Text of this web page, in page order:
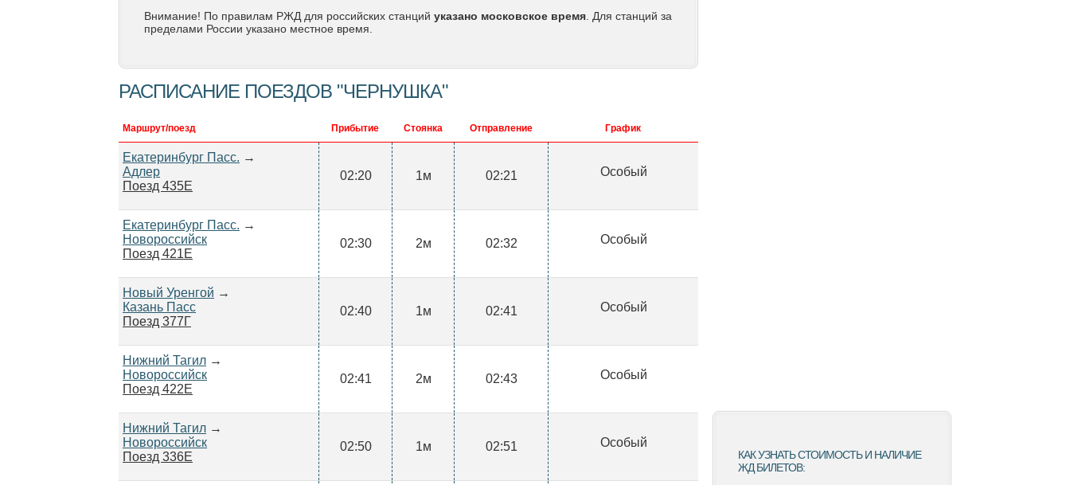
Внимание! По правилам РЖД для российских станций указано московское время . Для станций за
пределами России указано местное время.
РАСПИСАНИЕ ПОЕЗДОВ "ЧЕРНУШКА"
Маршрут/поезд Прибытие Стоянка Отправление График
Екатеринбург Пасс. →
Адлер
Поезд 435Е
02:20 1м 02:21 Особый
Екатеринбург Пасс. →
Новороссийск
Поезд 421Е
02:30 2м 02:32 Особый
Новый Уренгой →
Казань Пасс
Поезд 377Г
02:40 1м 02:41 Особый
Нижний Тагил →
Новороссийск
Поезд 422Е
02:41 2м 02:43 Особый
Нижний Тагил →
Новороссийск
Поезд 336Е
02:50 1м 02:51 Особый
КАК УЗНАТЬ СТОИМОСТЬ И НАЛИЧИЕ
ЖД БИЛЕТОВ: